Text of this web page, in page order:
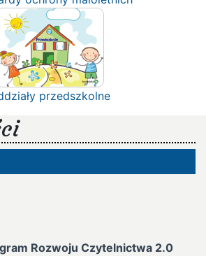
przedszkolne
Rozwoju Czytelnictwa 2.0